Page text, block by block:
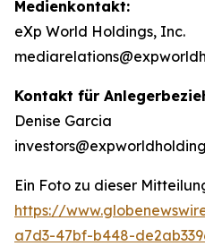
Medienkontakt:
eXp World Holdings, Inc.
Kontakt für
Denise Garcia
Ein Foto zu dieser
https://
a7d3-47bf-b448-